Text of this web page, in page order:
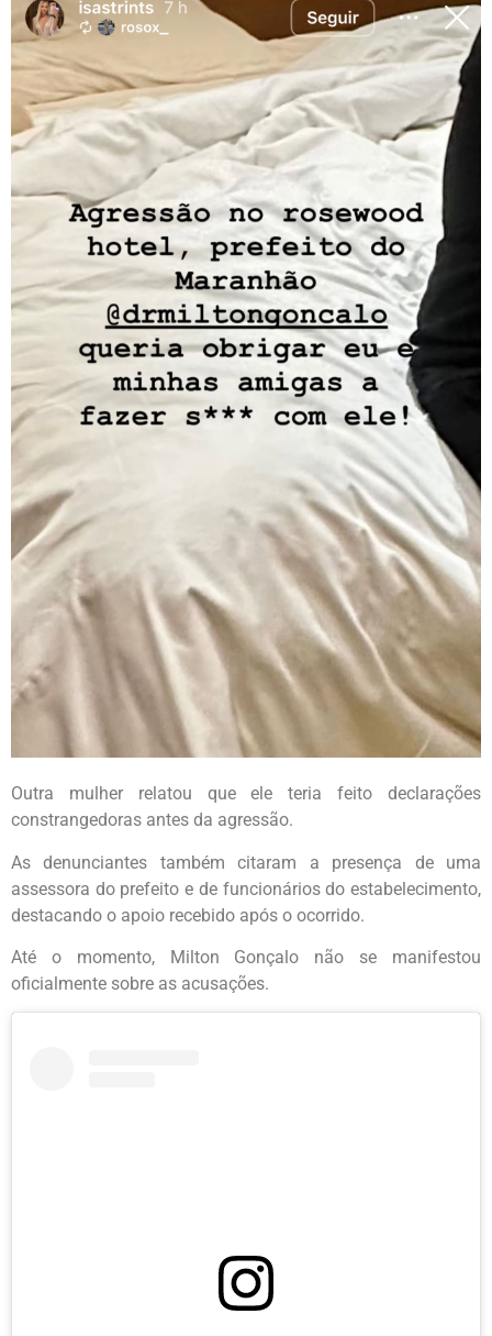
Outra mulher relatou que ele teria feito declarações
constrangedoras antes da agressão.
As denunciantes também citaram a presença de uma
assessora do prefeito e de funcionários do estabelecimento,
destacando o apoio recebido após o ocorrido.
Até o momento, Milton Gonçalo não se manifestou
oficialmente sobre as acusações.